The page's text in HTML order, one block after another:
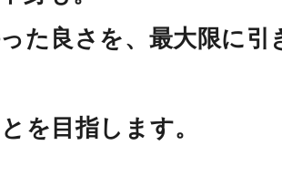
た良さを、最大限に引
を目指します。